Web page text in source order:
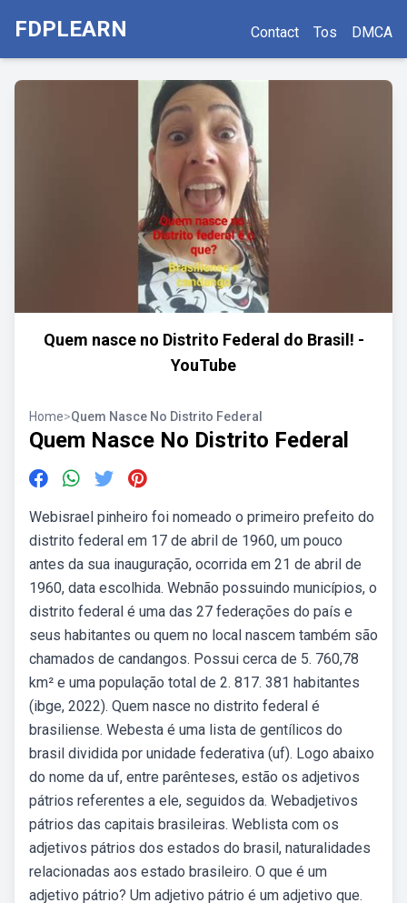
FDPLEARN Contact Tos DMCA
Quem nasce no Distrito Federal do Brasil! -
YouTube
Home>Quem Nasce No Distrito Federal
Quem Nasce No Distrito Federal
Webisrael pinheiro foi nomeado o primeiro prefeito do
distrito federal em 17 de abril de 1960, um pouco
antes da sua inauguração, ocorrida em 21 de abril de
1960, data escolhida. Webnão possuindo municípios, o
distrito federal é uma das 27 federações do país e
seus habitantes ou quem no local nascem também são
chamados de candangos. Possui cerca de 5. 760,78
km² e uma população total de 2. 817. 381 habitantes
(ibge, 2022). Quem nasce no distrito federal é
brasiliense. Webesta é uma lista de gentílicos do
brasil dividida por unidade federativa (uf). Logo abaixo
do nome da uf, entre parênteses, estão os adjetivos
pátrios referentes a ele, seguidos da. Webadjetivos
pátrios das capitais brasileiras. Weblista com os
adjetivos pátrios dos estados do brasil, naturalidades
relacionadas aos estado brasileiro. O que é um
adjetivo pátrio? Um adjetivo pátrio é um adjetivo que.